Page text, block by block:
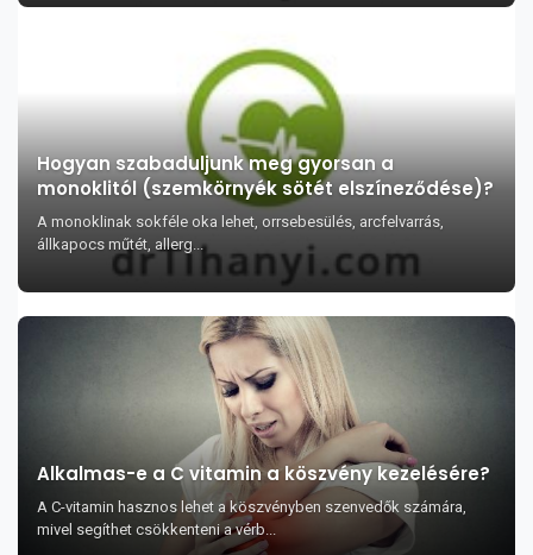
Hogyan szabaduljunk meg gyorsan a
monoklitól (szemkörnyék sötét elszíneződése)?
A monoklinak sokféle oka lehet, orrsebesülés, arcfelvarrás,
állkapocs műtét, allerg...
Alkalmas-e a C vitamin a köszvény kezelésére?
A C-vitamin hasznos lehet a köszvényben szenvedők számára,
mivel segíthet csökkenteni a vérb...